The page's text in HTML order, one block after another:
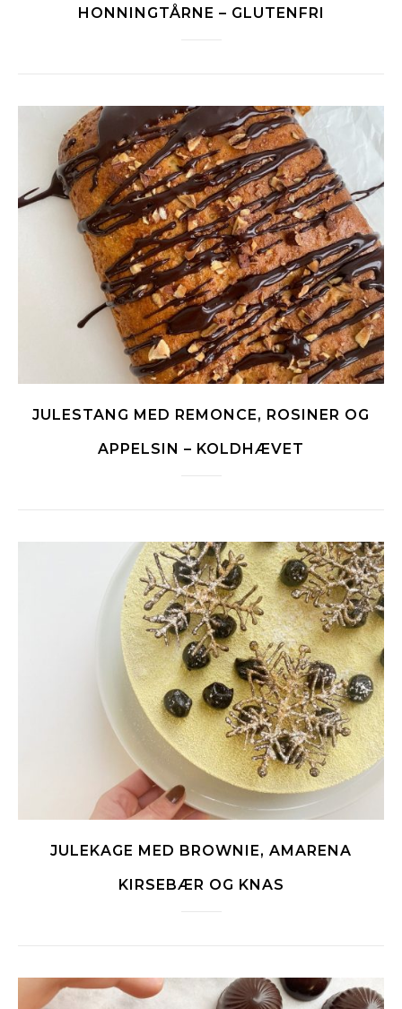
HONNINGTÅRNE – GLUTENFRI
JULESTANG MED REMONCE, ROSINER OG
APPELSIN – KOLDHÆVET
JULEKAGE MED BROWNIE, AMARENA
KIRSEBÆR OG KNAS